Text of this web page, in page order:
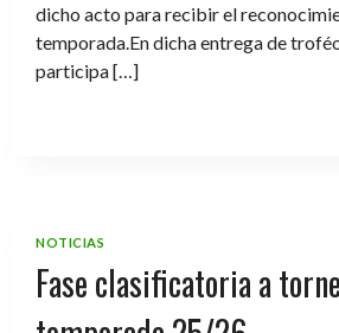
dicho acto para recibir el
temporada.En dicha entrega de
participa […]
NOTICIAS
Fase clasificatoria a